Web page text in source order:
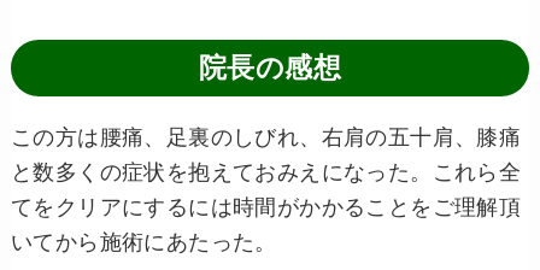
院長の感想
この方は腰痛、足裏のしびれ、右肩の五十肩、膝痛
と数多くの症状を抱えておみえになった。これら全
てをクリアにするには時間がかかることをご理解頂
いてから施術にあたった。